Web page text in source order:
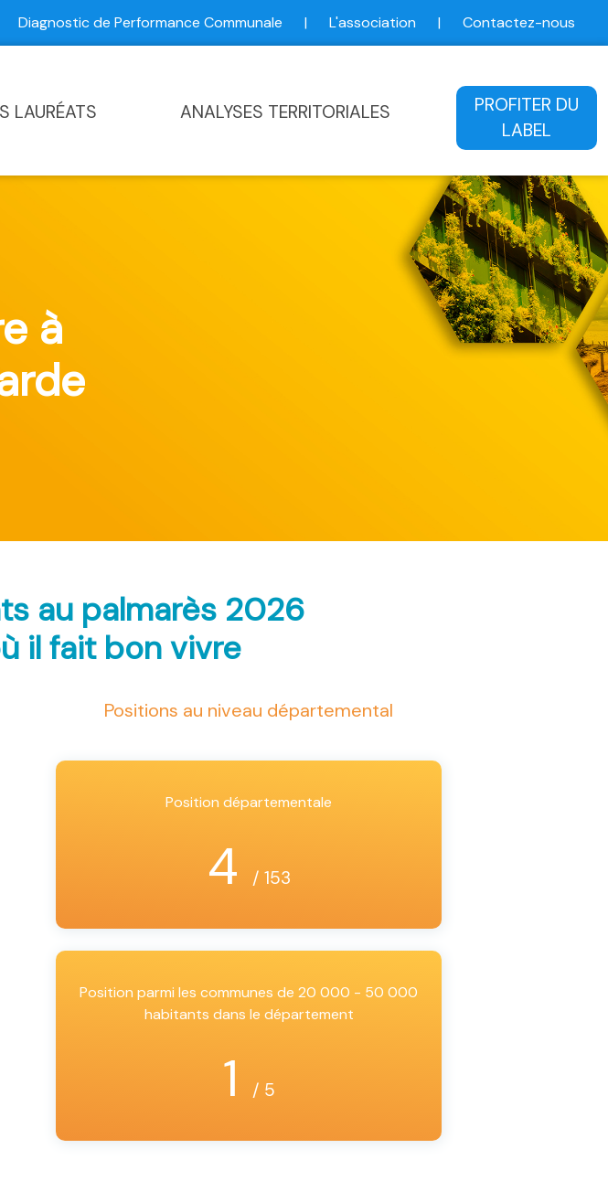
Diagnostic de Performance Communale | L'association | Contactez-nous
LAURÉATS ANALYSES TERRITORIALES
PROFITER DU
LABEL
à
au palmarès 2026
il fait bon vivre
Positions au niveau départemental
Position départementale
4 / 153
Position parmi les communes de 20 000 - 50 000
habitants dans le département
1 / 5